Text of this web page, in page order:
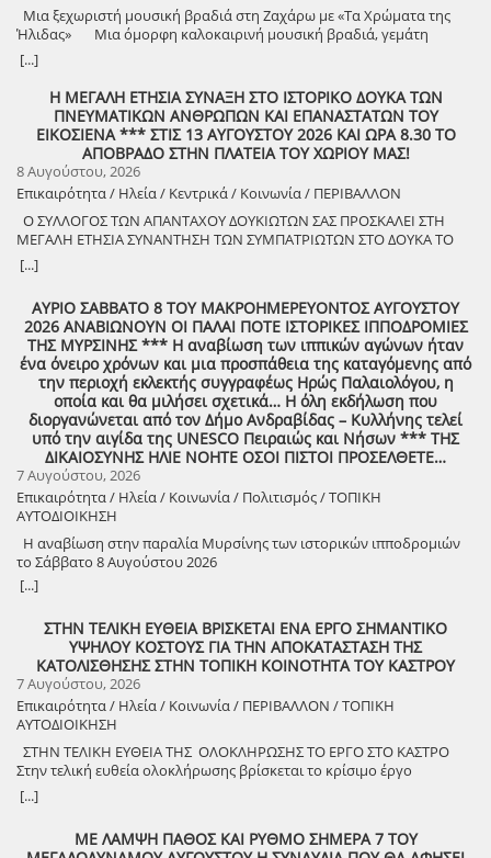
Μια ξεχωριστή μουσική βραδιά στη Ζαχάρω με «Τα Χρώματα της
Ήλιδας» Μια όμορφη καλοκαιρινή μουσική βραδιά, γεμάτη
μελωδίες, πολιτισμό και καλή διάθεση, διοργανώνει ο Δήμος
Ζαχάρως, στο πλαίσιο του Καλοκαιρινού Πολιτιστικού
Προγράμματος. Τη Δευτέρα 10 Αυγούστου, στις 21:30, το προαύλιο
του Γυμνασίου Ζαχάρως θα γεμίσει μουσική, καθώς η Ορχήστρα «Τα
Χρώματα της Ήλιδας» θα παρουσιάσει ένα ξεχωριστό μουσικό
πρόγραμμα. Μια βραδιά που έρχεται να ενώσει ανθρώπους
διαφορετικών ηλικιών μέσα από τη δύναμη της μουσικής και να
προσφέρει σε κατοίκους και επισκέπτες μια όμορφη καλοκαιρινή
έξοδο. Ο Δήμος Ζαχάρως συνεχίζει να επενδύει στον πολιτισμό και να
δημιουργεί αφορμές για συνάντηση, ψυχαγωγία και συμμετοχή.
Δευτέρα 10 Αυγούστου | 21:30 Προαύλιο Γυμνασίου Ζαχάρως
[...]
Η ΜΕΓΑΛΗ ΕΤΗΣΙΑ ΣΥΝΑΞΗ ΣΤΟ ΙΣΤΟΡΙΚΟ ΔΟΥΚΑ ΤΩΝ
ΠΝΕΥΜΑΤΙΚΩΝ ΑΝΘΡΩΠΩΝ ΚΑΙ ΕΠΑΝΑΣΤΑΤΩΝ ΤΟΥ
ΕΙΚΟΣΙΕΝΑ *** ΣΤΙΣ 13 ΑΥΓΟΥΣΤΟΥ 2026 ΚΑΙ ΩΡΑ 8.30 ΤΟ
ΑΠΟΒΡΑΔΟ ΣΤΗΝ ΠΛΑΤΕΙΑ ΤΟΥ ΧΩΡΙΟΥ ΜΑΣ!
8 Αυγούστου, 2026
Επικαιρότητα / Ηλεία / Κεντρικά / Κοινωνία / ΠΕΡΙΒΑΛΛΟΝ
Ο ΣΥΛΛΟΓΟΣ ΤΩΝ ΑΠΑΝΤΑΧΟΥ ΔΟΥΚΙΩΤΩΝ ΣΑΣ ΠΡΟΣΚΑΛΕΙ ΣΤΗ
ΜΕΓΑΛΗ ΕΤΗΣΙΑ ΣΥΝΑΝΤΗΣΗ ΤΩΝ ΣΥΜΠΑΤΡΙΩΤΩΝ ΣΤΟ ΔΟΥΚΑ ΤΟ
ΑΘΑΝΑΤΟ! Μεγάλη η χαρά η δική μας για το ριζιμιό μας και για
τον επαναστάτη πρόγονό μας που πολέμησε με το σπαθί στο χέρι
κανόνια του αγώνα! ΦΩΤΟΓΡΑΦΙΕΣ ΚΑΙ ΠΡΟΣΚΛΗΣΗ ΓΙΑ ΤΟ
ΣΥΝΑΠΑΝΤΗΜΑ (Πατήστε πάνω στο σύνδεσμο για να ανοίξει το
αρχείο) Ο Σύλλογος των απανταχού Δουκιωτών σάς προσκαλεί στην
εκδήλωση που θα πραγματοποιηθεί στο χωριό μας, το ΔΟΥΚΑ, σε
συνδιοργάνωση με τον Δήμο Αρχαίας Ολυμπίας, στις 13 Αυγούστου,
ημέρα Πέμπτη και ώρα 8:30 μ.μ., στην πλατεία του χωριού με θέμα:
«Άυλη πολιτιστική κληρονομιά: Eκφράσεις, Δράσεις Διαφύλαξης και
Προοπτικές στην Ηλεία» Oμιλητές: – Διομήδης Τόλιος, Διεύθυνση
Νεότερης Πολιτιστικής Κληρονομιάς ΥΠΠΟ-Σύλλογος Διβριωτών
Αθήνας – Γωγώ Κανελλοπούλου, εκπαιδευτικός – Νίκος
Σιάκκουλης, Πρόεδρος eco action Νεμούτας Θα ακολουθήσoυν
χοροί της Ηλείας από το Λύκειο Ελληνίδων Πύργου Η είσοδος για
την πολιτιστική εκδήλωση είναι ελεύθερη. Μετά το πέρας της
εκδήλωσης, σας προσκαλούμε να διασκεδάσουμε όλοι μαζί με
ζωντανή παραδοσιακή μουσική από τη μουσική ομάδα του
Λύσανδρου Παναγόπουλου, σε μια βραδιά γεμάτη κέφι, χορό και
συμμετοχής στο γλέντι: 10 ευρώ ανά άτομο.
[...]
ΑΥΡΙΟ ΣΑΒΒΑΤΟ 8 ΤΟΥ ΜΑΚΡΟΗΜΕΡΕΥΟΝΤΟΣ ΑΥΓΟΥΣΤΟΥ
2026 ΑΝΑΒΙΩΝΟΥΝ ΟΙ ΠΑΛΑΙ ΠΟΤΕ ΙΣΤΟΡΙΚΕΣ ΙΠΠΟΔΡΟΜΙΕΣ
ΤΗΣ ΜΥΡΣΙΝΗΣ *** Η αναβίωση των ιππικών αγώνων ήταν
ένα όνειρο χρόνων και μια προσπάθεια της καταγόμενης από
την περιοχή εκλεκτής συγγραφέως Ηρώς Παλαιολόγου, η
οποία και θα μιλήσει σχετικά… Η όλη εκδήλωση που
διοργανώνεται από τον Δήμο Ανδραβίδας – Κυλλήνης τελεί
υπό την αιγίδα της UNESCO Πειραιώς και Νήσων *** ΤΗΣ
ΔΙΚΑΙΟΣΥΝΗΣ ΗΛΙΕ ΝΟΗΤΕ ΟΣΟΙ ΠΙΣΤΟΙ ΠΡΟΣΕΛΘΕΤΕ…
7 Αυγούστου, 2026
Επικαιρότητα / Ηλεία / Κοινωνία / Πολιτισμός / ΤΟΠΙΚΗ
ΑΥΤΟΔΙΟΙΚΗΣΗ
Η αναβίωση στην παραλία Μυρσίνης των ιστορικών ιπποδρομιών
το Σάββατο 8 Αυγούστου 2026
[...]
ΣΤΗΝ ΤΕΛΙΚΗ ΕΥΘΕΙΑ ΒΡΙΣΚΕΤΑΙ ΕΝΑ ΕΡΓΟ ΣΗΜΑΝΤΙΚΟ
ΥΨΗΛΟΥ ΚΟΣΤΟΥΣ ΓΙΑ ΤΗΝ ΑΠΟΚΑΤΑΣΤΑΣΗ ΤΗΣ
ΚΑΤΟΛΙΣΘΗΣΗΣ ΣΤΗΝ ΤΟΠΙΚΗ ΚΟΙΝΟΤΗΤΑ ΤΟΥ ΚΑΣΤΡΟΥ
7 Αυγούστου, 2026
Επικαιρότητα / Ηλεία / Κοινωνία / ΠΕΡΙΒΑΛΛΟΝ / ΤΟΠΙΚΗ
ΑΥΤΟΔΙΟΙΚΗΣΗ
ΣΤΗΝ ΤΕΛΙΚΗ ΕΥΘΕΙΑ ΤΗΣ ΟΛΟΚΛΗΡΩΣΗΣ ΤΟ ΕΡΓΟ ΣΤΟ ΚΑΣΤΡΟ
Στην τελική ευθεία ολοκλήρωσης βρίσκεται το κρίσιμο έργο
αποκατάστασης της κατολίσθησης στην Τ.Κ. Κάστρου,
προϋπολογισμού 1,25 εκατομμυρίων ευρώ. Έπειτα από αυτοψία που
Λέντζας, μαζί με κλιμάκιο της Τεχνικής Υπηρεσίας και εκπροσώπους
[...]
ΜΕ ΛΑΜΨΗ ΠΑΘΟΣ ΚΑΙ ΡΥΘΜΟ ΣΗΜΕΡΑ 7 ΤΟΥ